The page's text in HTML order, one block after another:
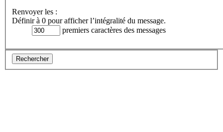
Renvoyer les :
Définir à 0 pour afficher l’intégralité du message.
premiers caractères des messages